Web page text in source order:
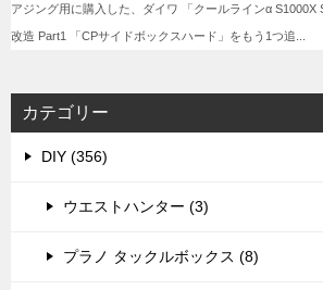
カテゴリー
DIY (356)
ウエストハンター (3)
プラノ タックルボックス (8)